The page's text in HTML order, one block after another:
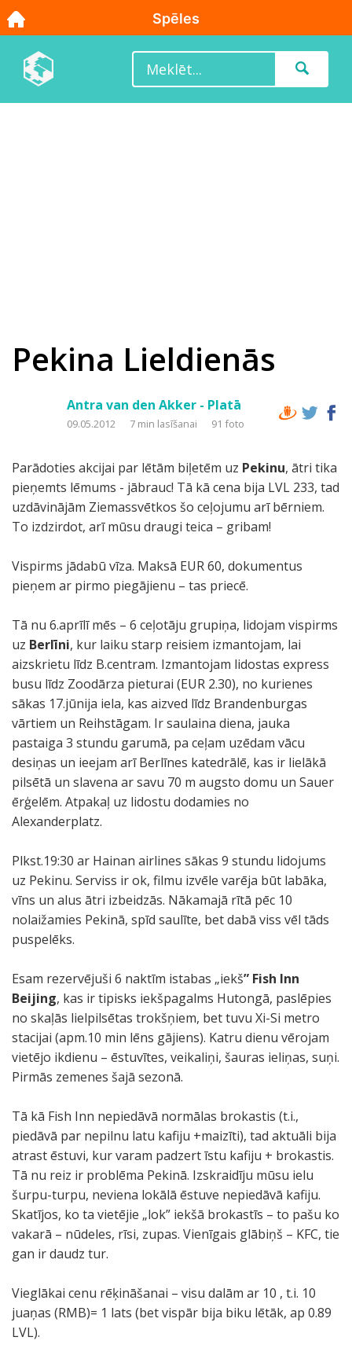
Pekina Lieldienās
Antra van den Akker - Platā
09.05.2012 7 min lasīšanai 91 foto
Parādoties akcijai par lētām biļetēm uz Pekinu, ātri tika
pieņemts lēmums - jābrauc! Tā kā cena bija LVL 233, tad
uzdāvinājām Ziemassvētkos šo ceļojumu arī bērniem.
To izdzirdot, arī mūsu draugi teica – gribam!
Vispirms jādabū vīza. Maksā EUR 60, dokumentus
pieņem ar pirmo piegājienu – tas priecē.
Tā nu 6.aprīlī mēs – 6 ceļotāju grupiņa, lidojam vispirms
uz Berlīni, kur laiku starp reisiem izmantojam, lai
aizskrietu līdz B.centram. Izmantojam lidostas express
busu līdz Zoodārza pieturai (EUR 2.30), no kurienes
sākas 17.jūnija iela, kas aizved līdz Brandenburgas
vārtiem un Reihstāgam. Ir saulaina diena, jauka
pastaiga 3 stundu garumā, pa ceļam uzēdam vācu
desiņas un ieejam arī Berlīnes katedrālē, kas ir lielākā
pilsētā un slavena ar savu 70 m augsto domu un Sauer
ērģelēm. Atpakaļ uz lidostu dodamies no
Alexanderplatz.
Plkst.19:30 ar Hainan airlines sākas 9 stundu lidojums
uz Pekinu. Serviss ir ok, filmu izvēle varēja būt labāka,
vīns un alus ātri izbeidzās. Nākamajā rītā pēc 10
nolaižamies Pekinā, spīd saulīte, bet dabā viss vēl tāds
puspelēks.
Esam rezervējuši 6 naktīm istabas „iekš” Fish Inn
Beijing, kas ir tipisks iekšpagalms Hutongā, paslēpies
no skaļās lielpilsētas trokšņiem, bet tuvu Xi-Si metro
stacijai (apm.10 min lēns gājiens). Katru dienu vērojam
vietējo ikdienu – ēstuvītes, veikaliņi, šauras ieliņas, suņi.
Pirmās zemenes šajā sezonā.
Tā kā Fish Inn nepiedāvā normālas brokastis (t.i.,
piedāvā par nepilnu latu kafiju +maizīti), tad aktuāli bija
atrast ēstuvi, kur varam padzert īstu kafiju + brokastis.
Tā nu reiz ir problēma Pekinā. Izskraidīju mūsu ielu
šurpu-turpu, neviena lokālā ēstuve nepiedāvā kafiju.
Skatījos, ko ta vietējie „lok” iekšā brokastīs – to pašu ko
vakarā – nūdeles, rīsi, zupas. Vienīgais glābiņš – KFC, tie
gan ir daudz tur.
Vieglākai cenu rēķināšanai – visu dalām ar 10 , t.i. 10
juaņas (RMB)= 1 lats (bet vispār bija biku lētāk, ap 0.89
LVL).